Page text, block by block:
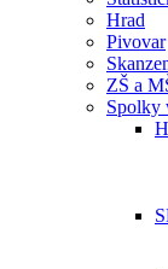
Hrad
Pivovar
ZŠ a
Spolky